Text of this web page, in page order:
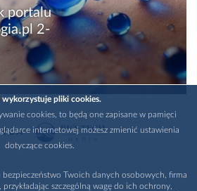
portalu
2-
wykorzystuje pliki cookies.
cookies, to będą one zapisane w pamięci
internetowej możesz zmienić ustawienia
dotyczące cookies.
Twoich danych osobowych, firma
szczególną wagę do ich ochrony,